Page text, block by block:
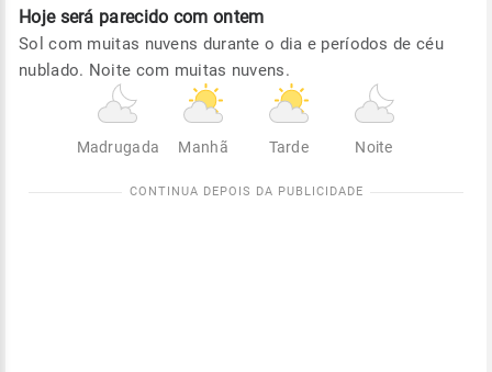
Hoje será parecido com ontem
Sol com muitas nuvens durante o dia e períodos de céu
nublado. Noite com muitas nuvens.
Madrugada Manhã Tarde Noite